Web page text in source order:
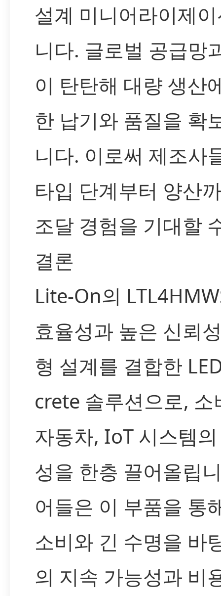
설계 미니어라이제
니다. 글로벌 공급망
이 탄탄해 대량 생산
한 납기와 품질을 확
니다. 이로써 제조사
타입 단계부터 양산
조달 경험을 기대할
결론
Lite-On의
효율성과 높은 신뢰
형 설계를 결합한
crete 솔루션으로, 소
자동차, IoT 시스템
성을 한층 끌어올립
어들은 이 부품을 통
소비와 긴 수명을 바
의 지속 가능성과 비